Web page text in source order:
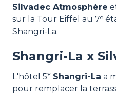
Silvadec Atmosphère
sur la Tour Eiffel au 7ᵉ
Shangri-La.
Shangri-La x
L'hôtel 5* Shangri-La a
pour remplacer la